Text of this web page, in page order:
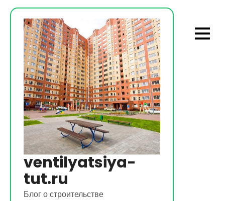
Перейти
содержимому
ventilyatsiya-
tut.ru
Блог о строительстве